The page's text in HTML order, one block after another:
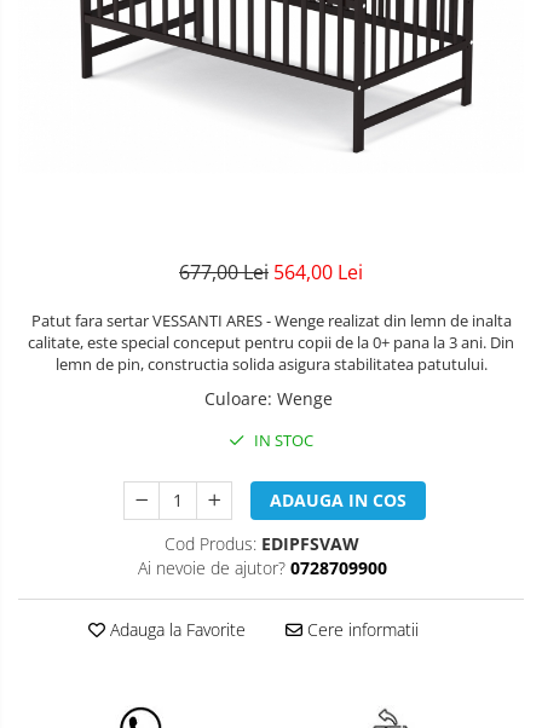
Patuturi copii
Patuturi lemn pana la 120 x 60 cm
Saltele de la 140 x 70 cm
Saltele 127 x 63 cm
Saltele de la 160 x 80 cm
Lenjerii patut 120 x 60 cm
Lenjerii patut 140 x 70 cm
Lenjerie patuturi tineret
Baldachin patut
Paturici copii
Perne copii si mamici
Comode copii
677,00 Lei 564,00 Lei
Patut fara sertar VESSANTI ARES - Wenge realizat din lemn de inalta
calitate, este special conceput pentru copii de la 0+ pana la 3 ani. Din
lemn de pin, constructia solida asigura stabilitatea patutului.
Culoare: Wenge
IN STOC
ADAUGA IN COS
Cod Produs: EDIPFSVAW
Ai nevoie de ajutor? 0728709900
Adauga la Favorite Cere informatii